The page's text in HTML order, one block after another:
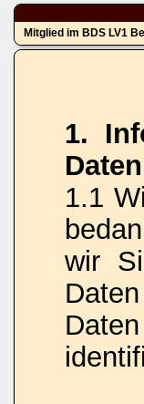
Mitglied im BDS LV1
1.
1.1
wir